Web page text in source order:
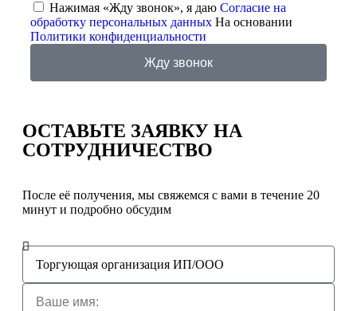
Нажимая «Жду звонок», я даю Согласие на
обработку персональных данных На основании
Политики конфиденциальности
Жду звонок
ОСТАВЬТЕ ЗАЯВКУ НА
СОТРУДНИЧЕСТВО
После её получения, мы свяжемся с вами в течение 20
минут и подробно обсудим